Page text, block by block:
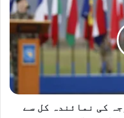
کی نمائندہ کل سے